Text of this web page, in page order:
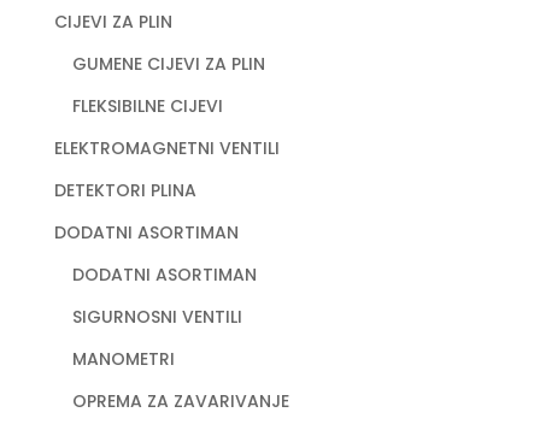
CIJEVI ZA PLIN
GUMENE CIJEVI ZA PLIN
FLEKSIBILNE CIJEVI
ELEKTROMAGNETNI VENTILI
DETEKTORI PLINA
DODATNI ASORTIMAN
DODATNI ASORTIMAN
SIGURNOSNI VENTILI
MANOMETRI
OPREMA ZA ZAVARIVANJE